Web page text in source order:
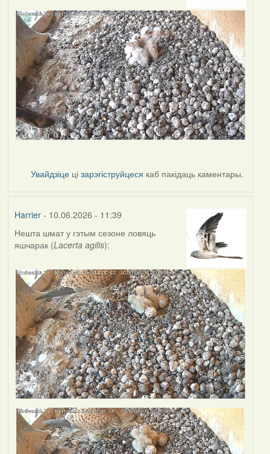
Увайдзіце цізарэгіструйцеся каб пакідаць каментары.
Harrier- 10.06.2026 - 11:39
Нешта шмат у гэтым сезоне ловяць
яшчарак (Lacerta agilis):